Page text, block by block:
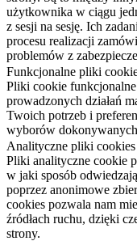
użytkownika w ciągu
z sesji na sesję. Ich
procesu realizacji
problemów z
Funkcjonalne pliki
Pliki cookie
prowadzonych działań
Twoich potrzeb i
wyborów
Analityczne pliki cookies
Pliki analityczne cookie
w jaki sposób
poprzez anonimowe
cookies pozwala nam
źródłach ruchu, dzięki
strony.